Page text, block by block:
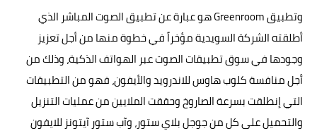
وتطبيق Greenroom هو عبارة عن تطبيق الصوت المباشر الذي
أطلقته الشركة السويدية مؤخراً في خطوة منها من أجل تعزيز
وجودها في سوق تطبيقات الصوت عبر الهواتف الذكية، وذلك من
أجل منافسة كلوب هاوس للاندرويد والأيفون، فهو من التطبيقات
التي إنطلقت بسرعة الصاروخ وحققت الملايين من عمليات التنزيل
والتحميل على كل من جوجل بلاي ستور، وآب ستور آيتونز للايفون